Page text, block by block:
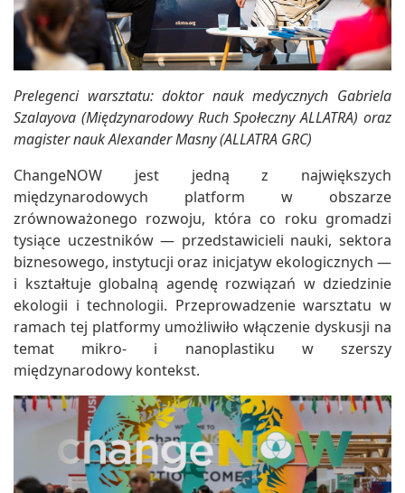
Prelegenci warsztatu: doktor nauk medycznych Gabriela
Szalayova (Międzynarodowy Ruch Społeczny ALLATRA) oraz
magister nauk Alexander Masny (ALLATRA GRC)
ChangeNOW jest jedną z największych
międzynarodowych platform w obszarze
zrównoważonego rozwoju, która co roku gromadzi
tysiące uczestników — przedstawicieli nauki, sektora
biznesowego, instytucji oraz inicjatyw ekologicznych —
i kształtuje globalną agendę rozwiązań w dziedzinie
ekologii i technologii. Przeprowadzenie warsztatu w
ramach tej platformy umożliwiło włączenie dyskusji na
temat mikro- i nanoplastiku w szerszy
międzynarodowy kontekst.